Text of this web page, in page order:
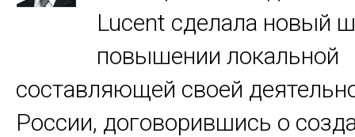
Lucent сделала новый
повышении локальной
составляющей своей
России, договорившись о